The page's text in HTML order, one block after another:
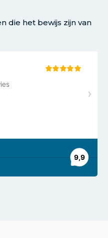
die het bewijs zijn van